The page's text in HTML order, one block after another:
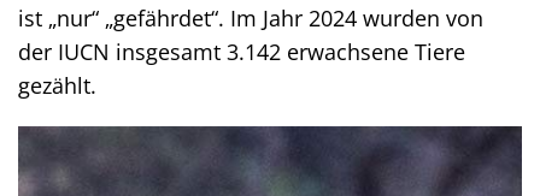
ist „nur“ „gefährdet“. Im Jahr 2024 wurden von
der IUCN insgesamt 3.142 erwachsene Tiere
gezählt.